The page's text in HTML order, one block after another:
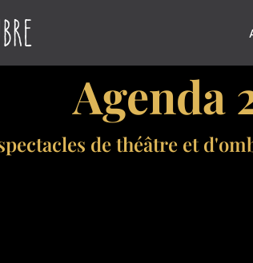
Agenda
de théâtre et